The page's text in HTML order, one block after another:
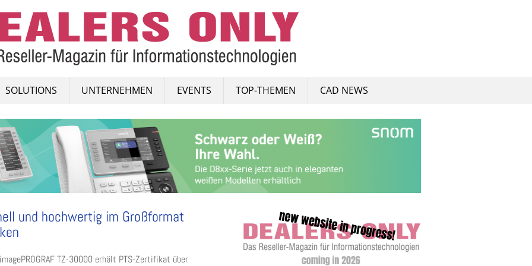
SOLUTIONS UNTERNEHMEN EVENTS TOP-THEMEN CAD NEWS
und hochwertig im Großformat
TZ-30000 erhält PTS-Zertifikat über